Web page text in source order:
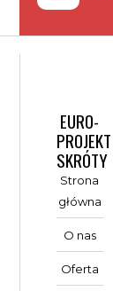
EURO-
PROJEKT
SKRÓTY
Strona
główna
O nas
Oferta